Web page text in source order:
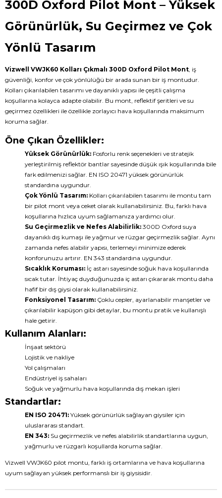
300D Oxford Pilot Mont – Yüksek
Görünürlük, Su Geçirmez ve Çok
Yönlü Tasarım
Vizwell VWJK60 Kolları Çıkmalı 300D Oxford Pilot Mont , iş
güvenliği, konfor ve çok yönlülüğü bir arada sunan bir iş montudur.
Kolları çıkarılabilen tasarımı ve dayanıklı yapısı ile çeşitli çalışma
koşullarına kolayca adapte olabilir. Bu mont, reflektif şeritleri ve su
geçirmez özellikleri ile özellikle zorlayıcı hava koşullarında maksimum
koruma sağlar.
Öne Çıkan Özellikler:
Yüksek Görünürlük: Fosforlu renk seçenekleri ve stratejik
yerleştirilmiş reflektör bantlar sayesinde düşük ışık koşullarında bile
fark edilmenizi sağlar. EN ISO 20471 yüksek görünürlük
standardına uygundur.
Çok Yönlü Tasarım: Kolları çıkarılabilen tasarımı ile montu tam
bir pilot mont veya ceket olarak kullanabilirsiniz. Bu, farklı hava
koşullarına hızlıca uyum sağlamanıza yardımcı olur.
Su Geçirmezlik ve Nefes Alabilirlik: 300D Oxford suya
dayanıklı dış kumaşı ile yağmur ve rüzgar geçirmezlik sağlar. Aynı
zamanda nefes alabilir yapısı, terlemeyi minimize ederek
konforunuzu artırır. EN 343 standardına uygundur.
Sıcaklık Koruması: İç astarı sayesinde soğuk hava koşullarında
sıcak tutar. İhtiyaç duyduğunuzda iç astarı çıkararak montu daha
hafif bir dış giysi olarak kullanabilirsiniz.
Fonksiyonel Tasarım: Çoklu cepler, ayarlanabilir manşetler ve
çıkarılabilir kapüşon gibi detaylar, bu montu pratik ve kullanışlı
hale getirir.
Kullanım Alanları:
İnşaat sektörü
Lojistik ve nakliye
Yol çalışmaları
Endüstriyel iş sahaları
Soğuk ve yağmurlu hava koşullarında dış mekan işleri
Standartlar:
EN ISO 20471: Yüksek görünürlük sağlayan giysiler için
uluslararası standart.
EN 343: Su geçirmezlik ve nefes alabilirlik standartlarına uygun,
yağmurlu ve rüzgarlı koşullarda koruma sağlar.
Vizwell VWJK60 pilot montu, farklı iş ortamlarına ve hava koşullarına
uyum sağlayan yüksek performanslı bir iş giysisidir.